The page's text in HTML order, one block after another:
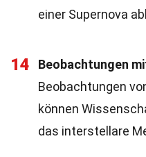
einer Supernova
14 Beobachtungen
Beobachtungen
können
das interstellare